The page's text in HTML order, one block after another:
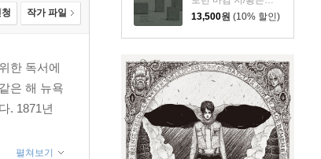
13,500원 (10% 할인)
작가 파일
한 독서에
은 해 뉴욕
. 1871년
펼쳐보기